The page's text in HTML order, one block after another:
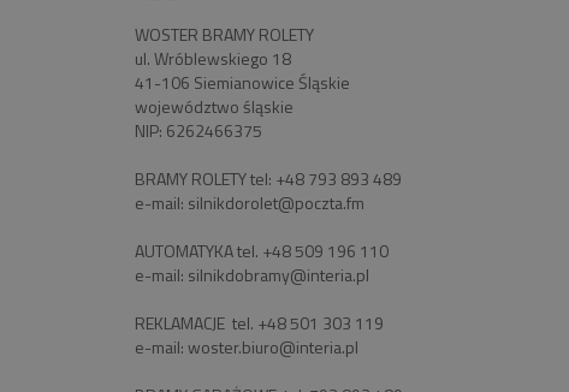
WOSTER BRAMY ROLETY
ul. Wróblewskiego 18
41-106 Siemianowice Śląskie
województwo śląskie
NIP: 6262466375
BRAMY ROLETY tel: +48 793 893 489
e-mail: silnikdorolet@poczta.fm
AUTOMATYKA tel. +48 509 196 110
e-mail: silnikdobramy@interia.pl
REKLAMACJE tel. +48 501 303 119
e-mail:woster.biuro@interia.pl